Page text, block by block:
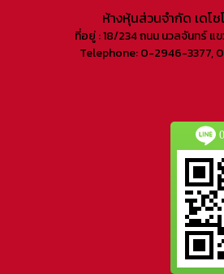
ห้างหุ้นส่วนจํากัด เดโช
ที่อยู่ : 18/234 ถนน นวลจันทร์ แ
Telephone: 0-2946-3377,